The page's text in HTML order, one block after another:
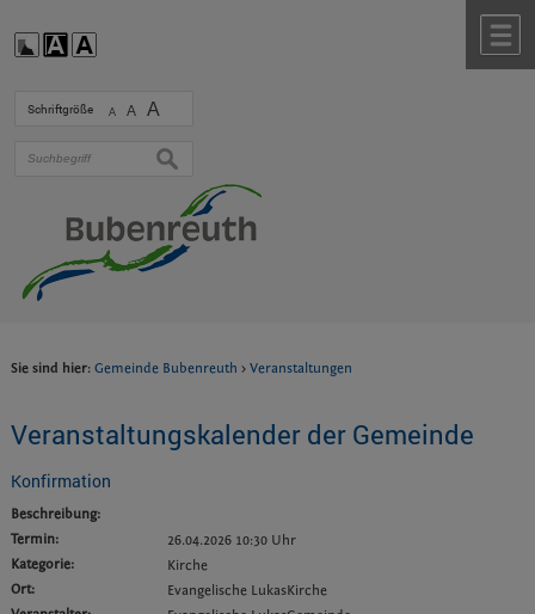
Schriftgröße A A A
suchen
Sie sind hier: Gemeinde Bubenreuth > Veranstaltungen
Veranstaltungskalender der Gemeinde
Konfirmation
Beschreibung:
Termin:
26.04.2026 10:30 Uhr
Kategorie:
Kirche
Ort:
Evangelische LukasKirche